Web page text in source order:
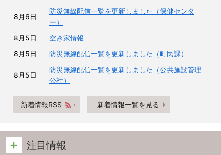
8月6日
防災無線配信一覧を更新しました（保健センタ
ー）
8月5日
空き家情報
8月5日
防災無線配信一覧を更新しました（町民課）
8月5日
防災無線配信一覧を更新しました（公共施設管理
公社）
新着情報RSS 新着情報一覧を見る
注目情報